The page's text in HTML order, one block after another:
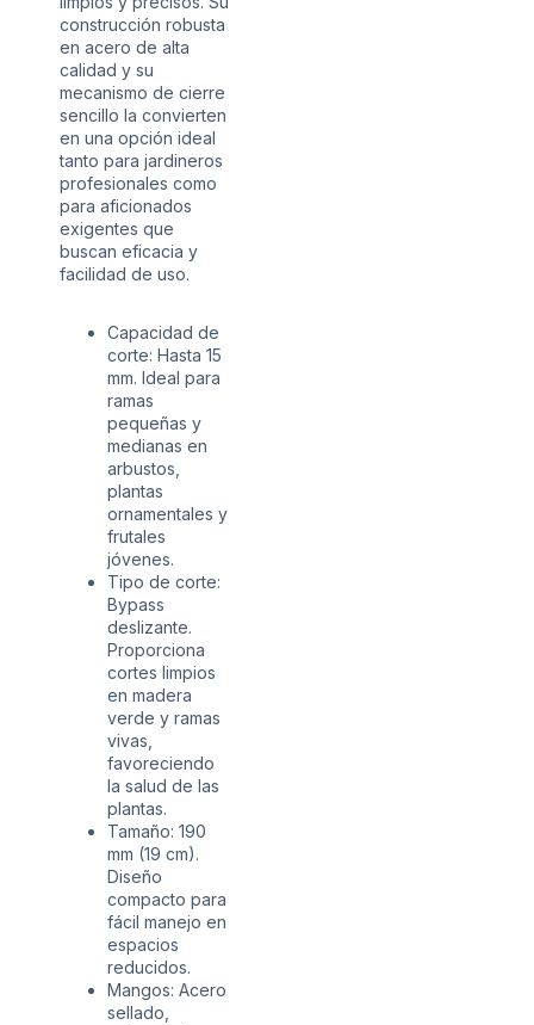
construcción robusta
en acero de alta
calidad y su
mecanismo de cierre
sencillo la convierten
en una opción ideal
tanto para jardineros
profesionales como
para aficionados
exigentes que
buscan eficacia y
facilidad de uso.
Capacidad de
corte: Hasta 15
mm. Ideal para
ramas
pequeñas y
medianas en
arbustos,
plantas
ornamentales y
frutales
jóvenes.
Tipo de corte:
Bypass
deslizante.
Proporciona
cortes limpios
en madera
verde y ramas
vivas,
favoreciendo
la salud de las
plantas.
Tamaño: 190
mm (19 cm).
Diseño
compacto para
fácil manejo en
espacios
reducidos.
Mangos: Acero
sellado,